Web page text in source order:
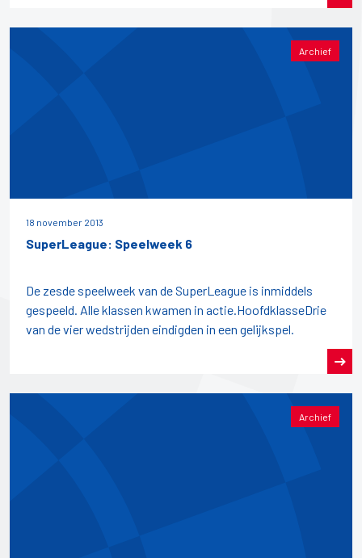
Archief
18 november 2013
SuperLeague: Speelweek 6
De zesde speelweek van de SuperLeague is inmiddels
gespeeld. Alle klassen kwamen in actie.HoofdklasseDrie
van de vier wedstrijden eindigden in een gelijkspel.
Archief